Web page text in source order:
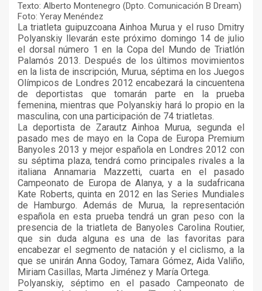
Texto: Alberto Montenegro (Dpto. Comunicación B Dream)
Foto: Yeray Menéndez
La triatleta guipuzcoana Ainhoa Murua y el ruso Dmitry
Polyanskiy llevarán este próximo domingo 14 de julio
el dorsal número 1 en la Copa del Mundo de Triatlón
Palamós 2013. Después de los últimos movimientos
en la lista de inscripción, Murua, séptima en los Juegos
Olímpicos de Londres 2012 encabezará la cincuentena
de deportistas que tomarán parte en la prueba
femenina, mientras que Polyanskiy hará lo propio en la
masculina, con una participación de 74 triatletas.
La deportista de Zarautz Ainhoa Murua, segunda el
pasado mes de mayo en la Copa de Europa Premium
Banyoles 2013 y mejor española en Londres 2012 con
su séptima plaza, tendrá como principales rivales a la
italiana Annamaria Mazzetti, cuarta en el pasado
Campeonato de Europa de Alanya, y a la sudafricana
Kate Roberts, quinta en 2012 en las Series Mundiales
de Hamburgo. Además de Murua, la representación
española en esta prueba tendrá un gran peso con la
presencia de la triatleta de Banyoles Carolina Routier,
que sin duda alguna es una de las favoritas para
encabezar el segmento de natación y el ciclismo, a la
que se unirán Anna Godoy, Tamara Gómez, Aida Valiño,
Miriam Casillas, Marta Jiménez y María Ortega.
Polyanskiy, séptimo en el pasado Campeonato de